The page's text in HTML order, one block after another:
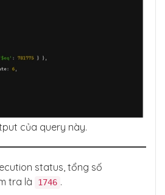
của query này.
status, tổng số
tra là
1746 .